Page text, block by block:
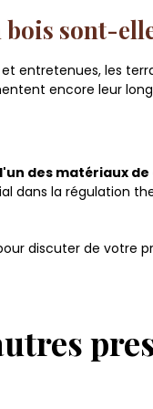
bois sont-
entretenues, les
encore leur
des matériaux
dans la régulation
discuter de votre